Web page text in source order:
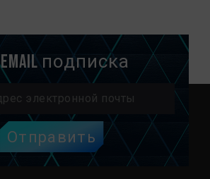
Email подписка
Отправить